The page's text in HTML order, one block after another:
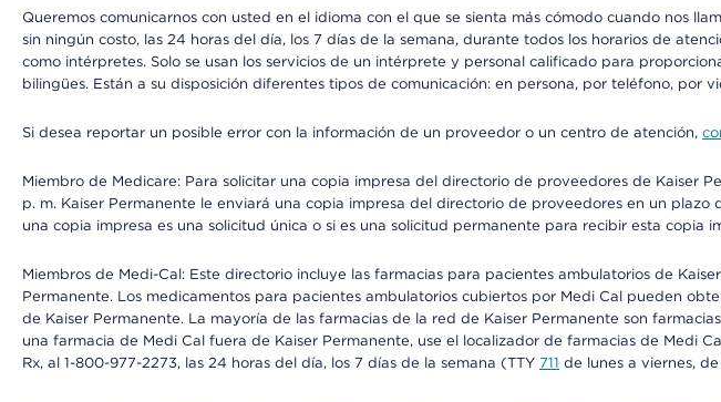
Queremos comunicarnos con usted en el idioma con el que se sienta más cómodo cuando nos
sin ningún costo, las 24 horas del día, los 7 días de la semana, durante todos los horarios de
como intérpretes. Solo se usan los servicios de un intérprete y personal calificado para
bilingües. Están a su disposición diferentes tipos de comunicación: en persona, por teléfono, por
Si desea reportar un posible error con la información de un proveedor o un centro de atención,
Miembro de Medicare: Para solicitar una copia impresa del directorio de proveedores de Kaiser
p. m. Kaiser Permanente le enviará una copia impresa del directorio de proveedores en un
una copia impresa es una solicitud única o si es una solicitud permanente para recibir esta copia
Miembros de Medi-Cal: Este directorio incluye las farmacias para pacientes ambulatorios de
Permanente. Los medicamentos para pacientes ambulatorios cubiertos por Medi Cal pueden
de Kaiser Permanente. La mayoría de las farmacias de la red de Kaiser Permanente son
una farmacia de Medi Cal fuera de Kaiser Permanente, use el localizador de farmacias de Medi
Rx, al 1-800-977-2273, las 24 horas del día, los 7 días de la semana (TTY 711 de lunes a viernes,